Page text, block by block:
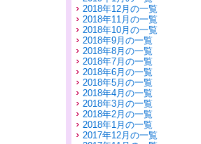
2018年12月の一覧
2018年11月の一覧
2018年10月の一覧
2018年9月の一覧
2018年8月の一覧
2018年7月の一覧
2018年6月の一覧
2018年5月の一覧
2018年4月の一覧
2018年3月の一覧
2018年2月の一覧
2018年1月の一覧
2017年12月の一覧